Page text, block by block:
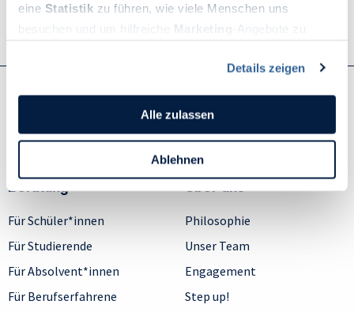
eine Statistik zu führen, wie viele Menschen uns
besuchen und um hilfreiche Marketing
-Angebote zu
Du kannst deine Einwilligung jederzeit widerrufen oder
Ecke des Bildschirms klickst. Lies mehr darüber, wie wir
Cookies und andere Technologien zur Erfassung
Details zeigen
Alle zulassen
Ablehnen
Zurück zur Presseseite
Sie haben Fragen? Wir helfen gerne weiter!
Beratung
Für Schüler*innen
Für Studierende
Für Absolvent*innen
Für Berufserfahrene
Über uns
Philosophie
Unser Team
Engagement
Step up!